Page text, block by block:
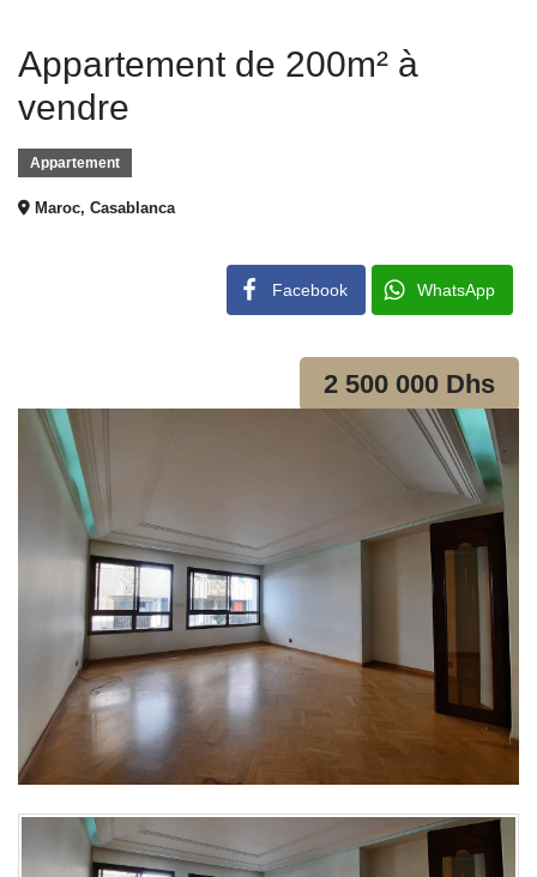
Appartement de 200m² à
vendre
Appartement
Maroc, Casablanca
Facebook WhatsApp
2 500 000 Dhs